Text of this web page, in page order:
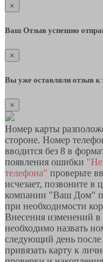
×
Ваш Отзыв успешно
×
Вы уже оставляли отзыв к
×
Номер карты
стороне. Номер
вводится без 8 в
появления ошибки
телефона" проверьте
исчезает, позвоните в
компании "Ваш Дом"
при необходимости
Внесения изменений
необходимо назвать
следующий день
привязать карту к